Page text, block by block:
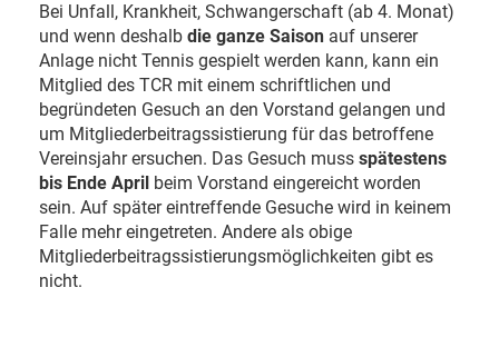
Bei Unfall, Krankheit, Schwangerschaft (ab 4. Monat)
und wenn deshalb die ganze Saison auf unserer
Anlage nicht Tennis gespielt werden kann, kann ein
Mitglied des TCR mit einem schriftlichen und
begründeten Gesuch an den Vorstand gelangen und
um Mitgliederbeitragssistierung für das betroffene
Vereinsjahr ersuchen. Das Gesuch muss spätestens
bis Ende April beim Vorstand eingereicht worden
sein. Auf später eintreffende Gesuche wird in keinem
Falle mehr eingetreten. Andere als obige
Mitgliederbeitragssistierungsmöglichkeiten gibt es
nicht.